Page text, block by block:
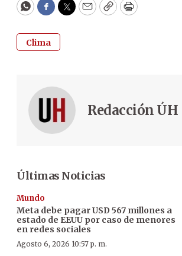
WhatsApp
Facebook
Twitter
EmailCopyPrint
Clima
Redacción ÚH
Últimas Noticias
Mundo
Meta debe pagar USD 567 millones a
estado de EEUU por caso de menores
en redes sociales
Agosto 6, 2026 10:57 p. m.